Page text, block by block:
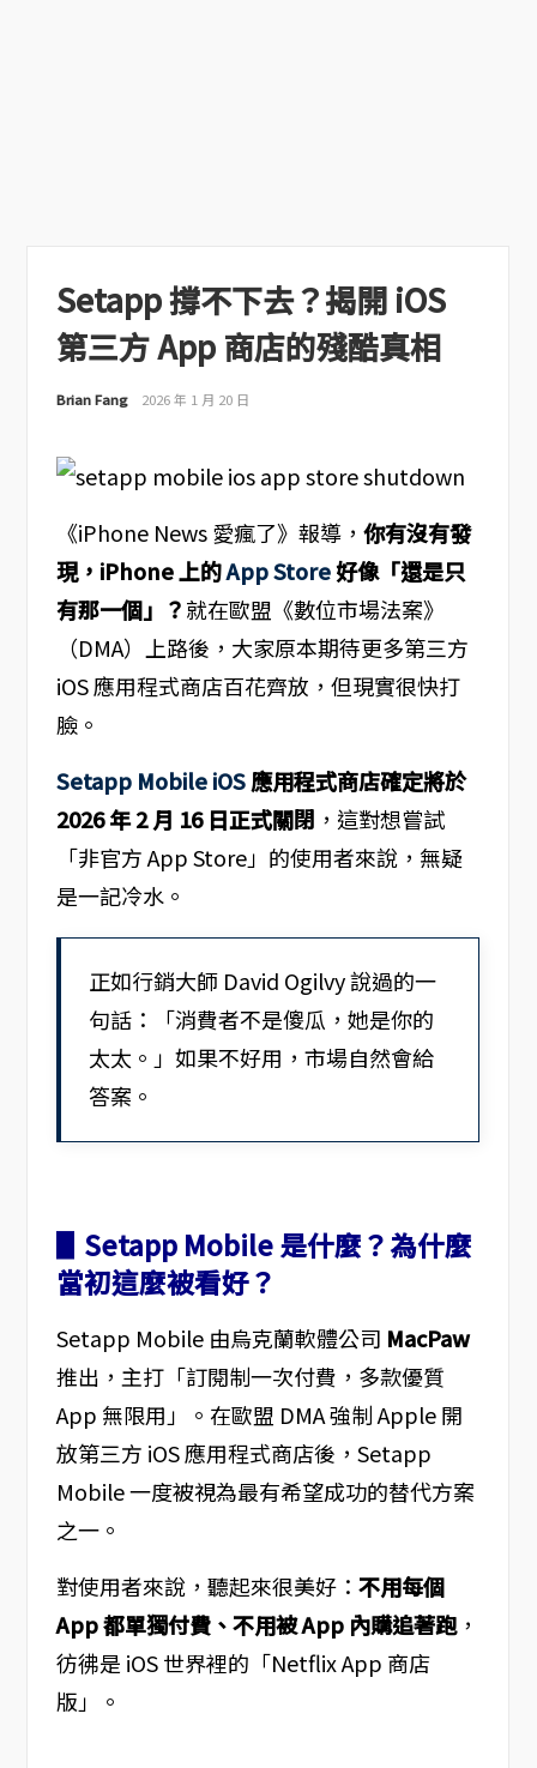
Setapp 撐不下去？揭開 iOS
第三方 App 商店的殘酷真相
Brian Fang 2026 年 1 月 20 日
《iPhone News 愛瘋了》報導， 你有沒有發
現，iPhone 上的App Store好像「還是只
有那一個」？就在歐盟《數位市場法案》
（DMA）上路後，大家原本期待更多第三方
iOS 應用程式商店百花齊放，但現實很快打
臉。
Setapp Mobile iOS應用程式商店確定將於
2026 年 2 月 16 日正式關閉 ，這對想嘗試
「非官方 App Store」的使用者來說，無疑
是一記冷水。
正如行銷大師 David Ogilvy 說過的一
句話：「消費者不是傻瓜，她是你的
太太。」如果不好用，市場自然會給
答案。
▋Setapp Mobile 是什麼？為什麼
當初這麼被看好？
Setapp Mobile 由烏克蘭軟體公司 MacPaw
推出，主打「訂閱制一次付費，多款優質
App 無限用」。在歐盟 DMA 強制 Apple 開
放第三方 iOS 應用程式商店後，Setapp
Mobile 一度被視為最有希望成功的替代方案
之一。
對使用者來說，聽起來很美好： 不用每個
App 都單獨付費、不用被 App 內購追著跑，
彷彿是 iOS 世界裡的「Netflix App 商店
版」。